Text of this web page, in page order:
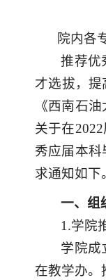
院内各
推荐优
才选拔，
《西南石油
关于在2022
秀应届本科
求通知如下
一、组
1.学院
学 院成
在教学办。